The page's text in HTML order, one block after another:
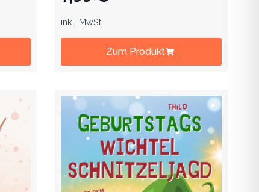
inkl. MwSt.
Zum Produkt